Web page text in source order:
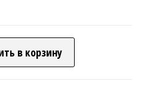
в корзину